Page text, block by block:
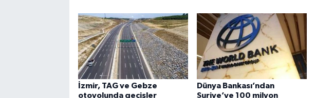
İzmir, TAG ve Gebze
otoyolunda geçişler
Dünya Bankası’ndan
Suriye’ye 100 milyon